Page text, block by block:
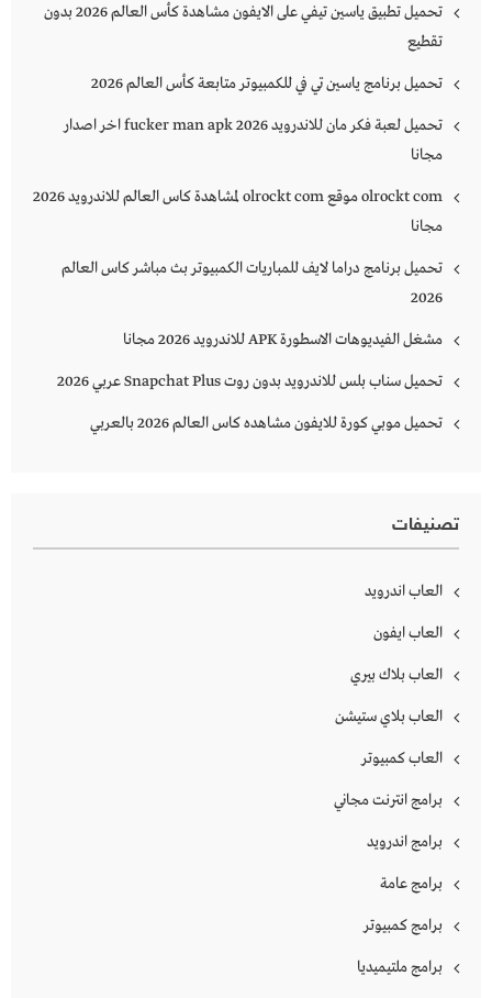
تحميل تطبيق ياسين تيفي على الايفون مشاهدة كأس العالم 2026 بدون
تقطيع
تحميل برنامج ياسين تي في للكمبيوتر متابعة كأس العالم 2026
تحميل لعبة فكر مان للاندرويد 2026 fucker man apk اخر اصدار
مجانا
olrockt com موقع olrockt com لمشاهدة كاس العالم للاندرويد 2026
مجانا
تحميل برنامج دراما لايف للمباريات الكمبيوتر بث مباشر كاس العالم
2026
مشغل الفيديوهات الاسطورة APK للاندرويد 2026 مجانا
تحميل سناب بلس للاندرويد بدون روت Snapchat Plus‏ عربي 2026
تحميل موبي كورة للايفون مشاهده كاس العالم 2026 بالعربي
تصنيفات
العاب اندرويد
العاب ايفون
العاب بلاك بيري
العاب بلاي ستيشن
العاب كمبيوتر
برامج انترنت مجاني
برامج اندرويد
برامج عامة
برامج كمبيوتر
برامج ملتيميديا